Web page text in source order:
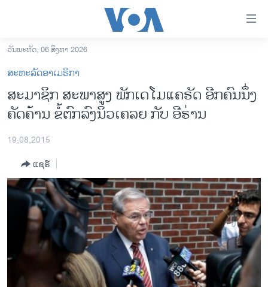
ເຂົ້າ
ຫາ
ຂ້າມ
ຂ້າມ
ຫາ
ອາເມຣິກາ
ຂ່າວ​ຈີນ
ໂລກ
ເອເຊຍ
ອິດສະຫຼະພາບດ້ານການຂ່າວ
ຊີວິດຊາວລາວ
ຊຸມຊົນຊາວລາວ
ວິທະຍາສາດ-ເທັກໂນໂລຈີ
ວັນພະຫັດ, 06 ສິງຫາ 2026
ສະຫະລັດອາເມຣິກາ
ສະມາຊິກ ສະພາສູງ ພັກເດໂມແຄຣັດ ອີກຄົນນຶ່ງ
ຄັດຄ້ານ ຂໍ້ຕົກລົງນິວເຄລຍ ກັບ ອີຣ່ານ
19,08,2015
ແຊຣ໌